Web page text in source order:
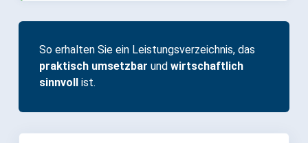
So erhalten Sie ein Leistungsverzeichnis, das
praktisch umsetzbar und wirtschaftlich
sinnvoll ist.